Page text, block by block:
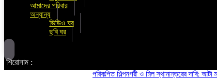
আমাদের পরিবার
অন্যান্য
ভিডিও ঘর
ছবি ঘর
শিরোনাম :
পরিকল্পিত শিল্পনগরী ও মিল স্থানান্তরের দাবি: আটা ময়দা